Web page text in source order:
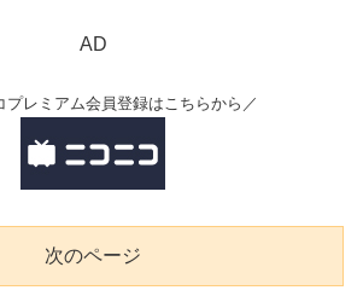
AD
プレミアム会員登録はこちらから／
次のページ